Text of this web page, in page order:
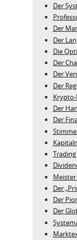
Der
Der
Der
Die
Der
Der
Der
Krypto-
Der
Der
Meister
Der
Der
Der